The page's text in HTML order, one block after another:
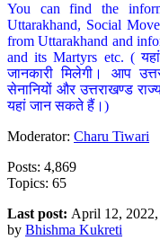
You can find the
Uttarakhand, Social
from Uttarakhand and
and its Martyrs etc. (
जानकारी मिलेगी। आप
सेनानियों और उत्तराखण्ड
यहां जान सकते हैं।)
Moderator: Charu Tiwari
Posts: 4,869
Topics: 65
Last post: April 12,
by Bhishma Kukreti